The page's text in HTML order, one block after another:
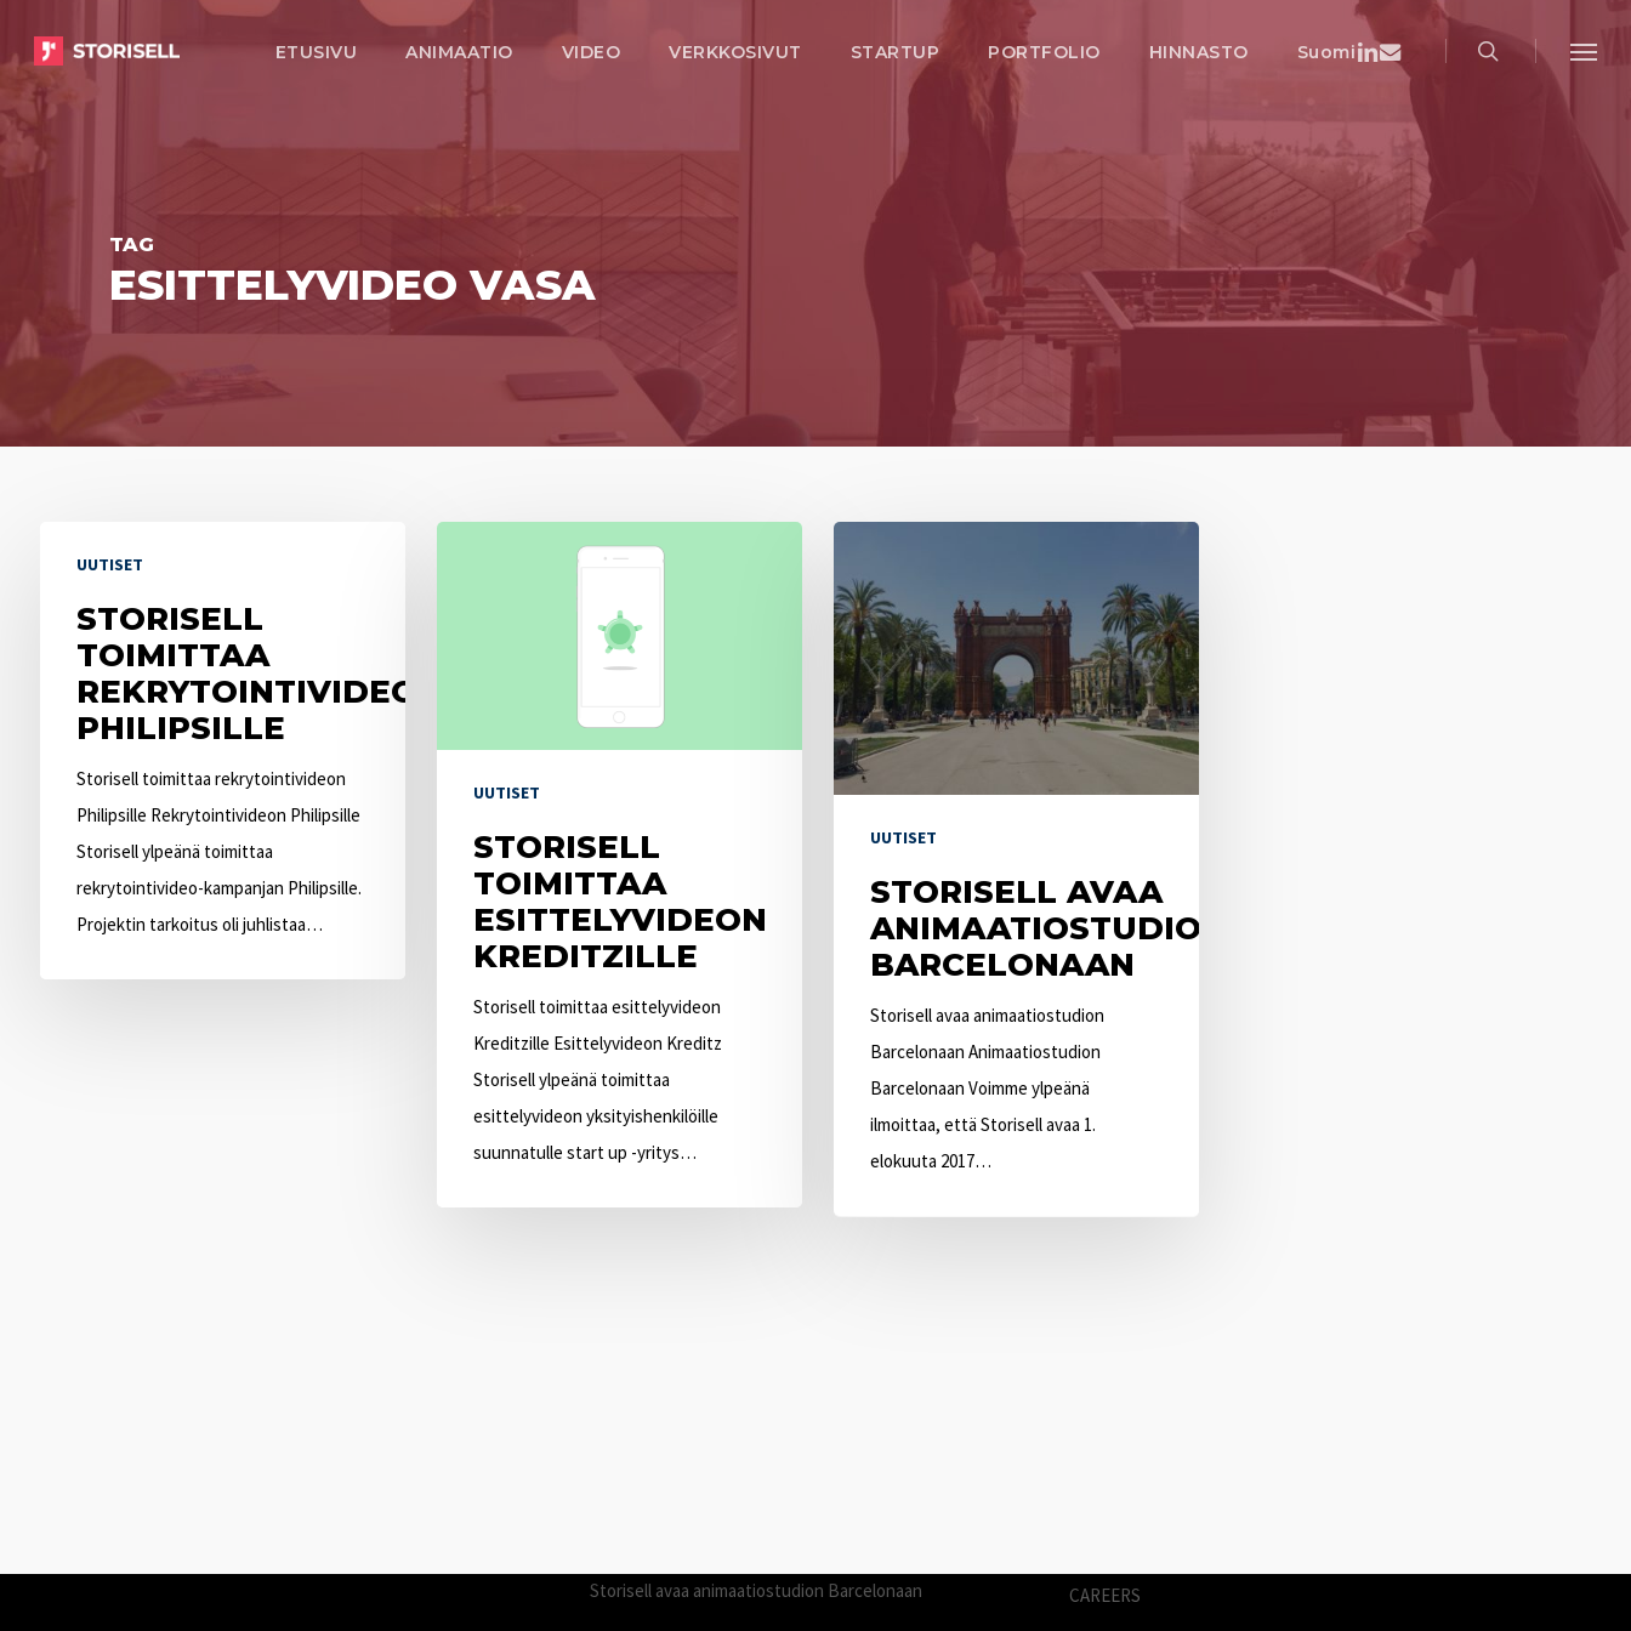
to
content
ETUSIVU ANIMAATIO VIDEO VERKKOSIVUT STARTUP PORTFOLIO HINNASTO SuomiLinkedin
Email
Menu
TAG
ESITTELYVIDEO VASA
toimittaa
rekrytointivideon
Philipsille
UUTISET
STORISELL
TOIMITTAA
REKRYTOINTIVIDEON
PHILIPSILLE
Storisell toimittaa rekrytointivideon
Philipsille Rekrytointivideon Philipsille
Storisell ylpeänä toimittaa
rekrytointivideo-kampanjan Philipsille.
Projektin tarkoitus oli juhlistaa…
UUTISET
STORISELL
TOIMITTAA
ESITTELYVIDEON
KREDITZILLE
Storisell toimittaa esittelyvideon
Kreditzille Esittelyvideon Kreditz
Storisell ylpeänä toimittaa
esittelyvideon yksityishenkilöille
suunnatulle start up -yritys…
animaatiostudion
Barcelonaan
UUTISET
STORISELL AVAA
ANIMAATIOSTUDION
BARCELONAAN
Storisell avaa animaatiostudion
Barcelonaan Animaatiostudion
Barcelonaan Voimme ylpeänä
ilmoittaa, että Storisell avaa 1.
elokuuta 2017…
Storisell avaa animaatiostudion Barcelonaan
CAREERS